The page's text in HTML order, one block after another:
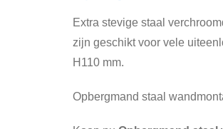
Extra stevige staal
zijn geschikt voor vele
H110 mm.
Opbergmand staal